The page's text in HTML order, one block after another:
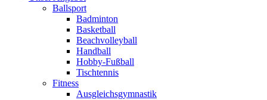
Ballsport
Badminton
Basketball
Beachvolleyball
Handball
Hobby-Fußball
Tischtennis
Fitness
Ausgleichsgymnastik